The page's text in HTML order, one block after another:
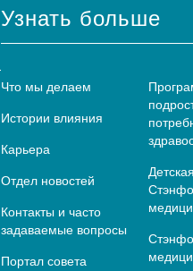
Узнать больше
Что мы делаем
Истории влияния
Карьера
Отдел новостей
Контакты и часто
задаваемые вопросы
Портал совета